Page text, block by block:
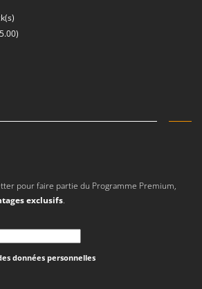
pour faire partie du Programme Premium,
exclusifs.
données personnelles